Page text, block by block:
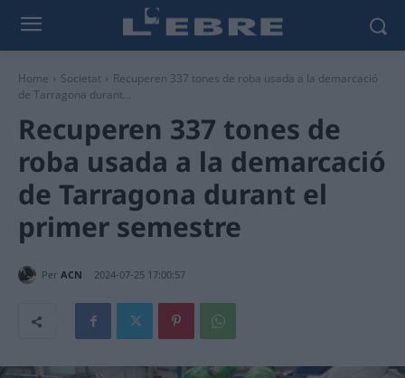
Home Societat
Recuperen 337 tones de roba usada a la demarcació
de Tarragona durant...
Recuperen 337 tones de
roba usada a la demarcació
de Tarragona durant el
primer semestre
Per ACN 2024-07-25 17:00:57